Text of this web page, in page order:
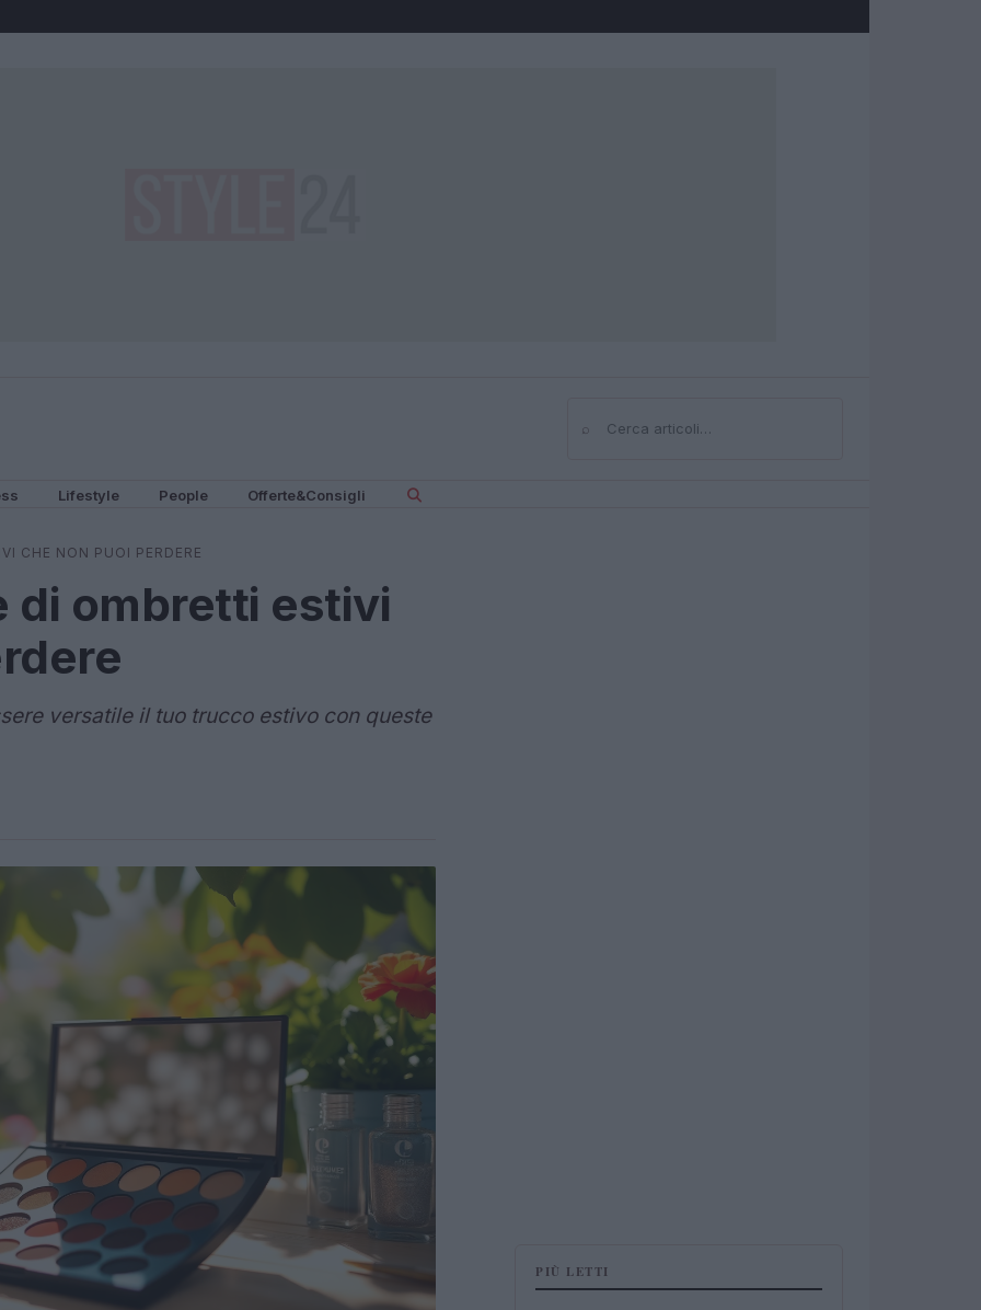
⌕Cerca
Lifestyle People Offerte&Consigli
CHE NON PUOI PERDERE
di ombretti estivi
versatile il tuo trucco estivo con queste
PIÙ LETTI